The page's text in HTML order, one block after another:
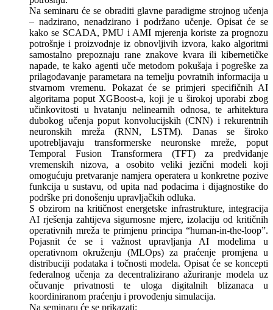
Na seminaru će se obraditi glavne paradigme strojnog učenja
– nadzirano, nenadzirano i podržano učenje. Opisat će se
kako se SCADA, PMU i AMI mjerenja koriste za prognozu
potrošnje i proizvodnje iz obnovljivih izvora, kako algoritmi
samostalno prepoznaju rane znakove kvara ili kibernetičke
napade, te kako agenti uče metodom pokušaja i pogreške za
prilagođavanje parametara na temelju povratnih informacija u
stvarnom vremenu. Pokazat će se primjeri specifičnih AI
algoritama poput XGBoost-a, koji je u širokoj uporabi zbog
učinkovitosti u hvatanju nelinearnih odnosa, te arhitektura
dubokog učenja poput konvolucijskih (CNN) i rekurentnih
neuronskih mreža (RNN, LSTM). Danas se široko
upotrebljavaju transformerske neuronske mreže, poput
Temporal Fusion Transformera (TFT) za predviđanje
vremenskih nizova, a osobito veliki jezični modeli koji
omogućuju pretvaranje namjera operatera u konkretne pozive
funkcija u sustavu, od upita nad podacima i dijagnostike do
podrške pri donošenju upravljačkih odluka.
S obzirom na kritičnost energetske infrastrukture, integracija
AI rješenja zahtijeva sigurnosne mjere, izolaciju od kritičnih
operativnih mreža te primjenu principa “human-in-the-loop”.
Pojasnit će se i važnost upravljanja AI modelima u
operativnom okruženju (MLOps) za praćenje promjena u
distribuciji podataka i točnosti modela. Opisat će se koncepti
federalnog učenja za decentralizirano ažuriranje modela uz
očuvanje privatnosti te uloga digitalnih blizanaca u
koordiniranom praćenju i provođenju simulacija.
Na seminaru će se prikazati: